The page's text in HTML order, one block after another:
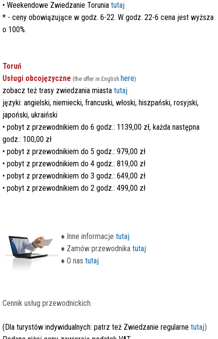
• Weekendowe Zwiedzanie Torunia tutaj
* - ceny obowiązujące w godz. 6-22. W godz. 22-6 cena jest wyższa
o 100%.
Toruń
Usługi obcojęzyczne (the offer in English here)
zobacz też trasy zwiedzania miasta tutaj
języki: angielski, niemiecki, francuski, włoski, hiszpański, rosyjski,
japoński, ukraiński
• pobyt z przewodnikiem do 6 godz.: 1139,00 zł, każda następna
godz.: 100,00 zł
• pobyt z przewodnikiem do 5 godz.: 979,00 zł
• pobyt z przewodnikiem do 4 godz.: 819,00 zł
• pobyt z przewodnikiem do 3 godz.: 649,00 zł
• pobyt z przewodnikiem do 2 godz.: 499,00 zł
♦ Inne informacje tutaj
♦ Zamów przewodnika tutaj
♦ O nas tutaj
Cennik usług przewodnickich.
(Dla turystów indywidualnych: patrz też Zwiedzanie regularne tutaj)